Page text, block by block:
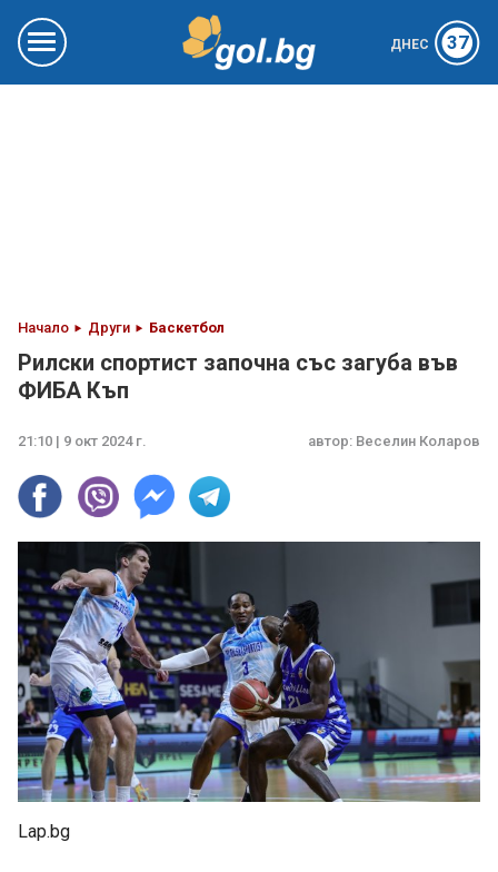
ДНЕС 37
Начало Други Баскетбол
Рилски спортист започна със загуба във
ФИБА Къп
21:10 | 9 окт 2024 г. автор: Веселин Коларов
Lap.bg